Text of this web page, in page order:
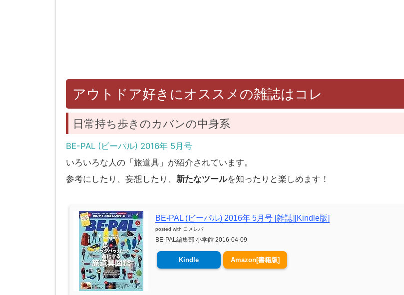
アウトドア好きにオススメの雑誌はコレ
日常持ち歩きのカバンの中身系
BE-PAL (ビーパル) 2016年 5月号
いろいろな人の「旅道具」が紹介されています。
参考にしたり、妄想したり、 新たなツールを知ったりと楽しめます！
BE-PAL (ビーパル) 2016年 5月号 [雑誌][Kindle版]
posted with ヨメレバ
BE-PAL編集部 小学館 2016-04-09
Kindle Amazon[書籍版]